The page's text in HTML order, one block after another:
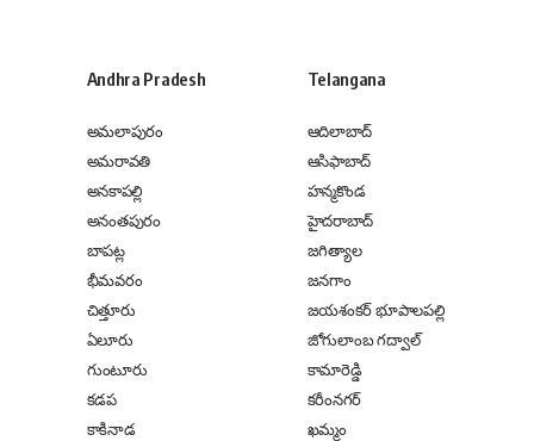
Andhra Pradesh
అమలాపురం
అమరావతి
అనకాపల్లి
అనంతపురం
బాపట్ల
భీమవరం
చిత్తూరు
ఏలూరు
గుంటూరు
కడప
కాకినాడ
Telangana
ఆదిలాబాద్
ఆసిఫాబాద్
హన్మకొండ
హైదరాబాద్
జగిత్యాల
జనగాం
జయశంకర్ భూపాలపల్లి
జోగులాంబ గద్వాల్
కామారెడ్డి
కరీంనగర్
ఖమ్మం